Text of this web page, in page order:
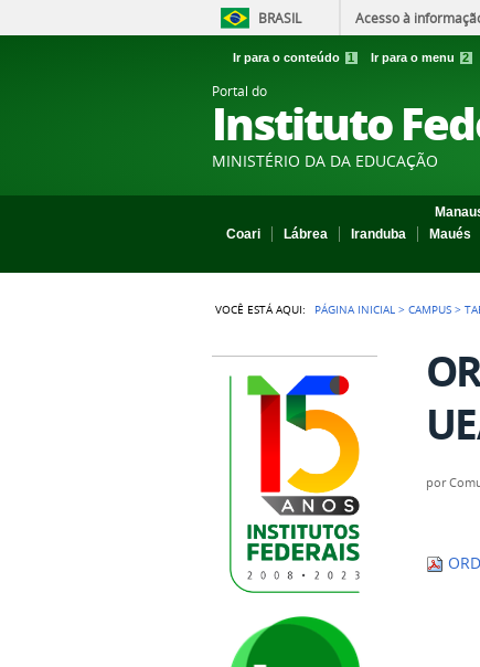
BRASIL Acesso à
Ir para o conteúdo 1 Ir para o menu 2
Portal do
Instituto
MINISTÉRIO DA DA EDUCAÇÃO
Coari
Lábrea Iranduba Maués
VOCÊ ESTÁ AQUI: PÁGINA INICIAL >CAMPUS >
por